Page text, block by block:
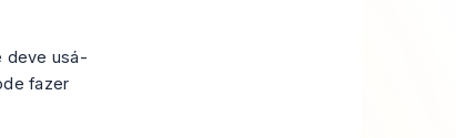
deve usá-
fazer